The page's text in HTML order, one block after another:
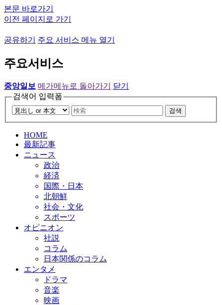
본문 바로가기
이전 페이지로 가기
공유하기 주요 서비스 메뉴 열기
주요서비스
중앙일보 메가메뉴로 돌아가기
닫기
검색어 입력폼
검색
HOME
最新記事
ニュース
政治
経済
国際・日本
北朝鮮
社会・文化
スポーツ
オピニオン
社説
コラム
日本関係のコラム
エンタメ
ドラマ
音楽
映画